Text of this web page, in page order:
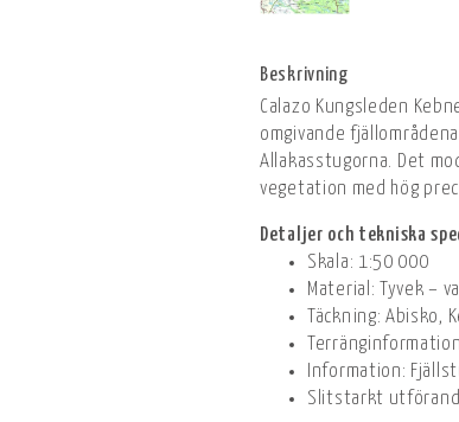
Beskrivning
Calazo Kungsleden
omgivande
Allakasstugorna. Det
vegetation med hög
Detaljer och tekniska
Skala: 1:50 000
Material: Tyvek –
Täckning:
Information:
Slitstarkt